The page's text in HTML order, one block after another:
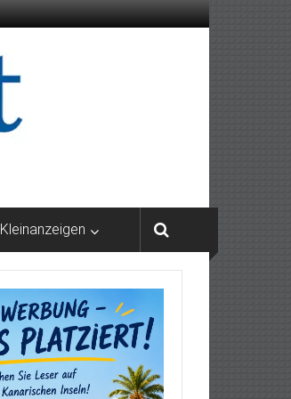
Kleinanzeigen